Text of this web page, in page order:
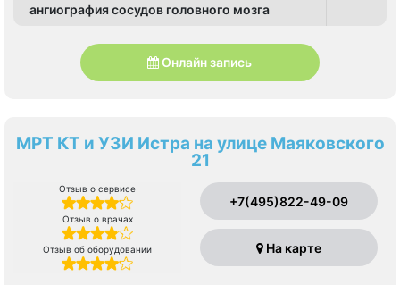
ангиография сосудов головного мозга
Онлайн запись
МРТ КТ и УЗИ Истра на улице Маяковского
21
Отзыв о сервисе
Отзыв о врачах
Отзыв об оборудовании
+7(495)822-49-09
На карте